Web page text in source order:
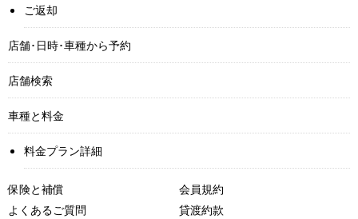
ご返却
店舗･日時･車種から予約
店舗検索
車種と料金
料金プラン詳細
保険と補償
よくあるご質問
会員規約
貸渡約款